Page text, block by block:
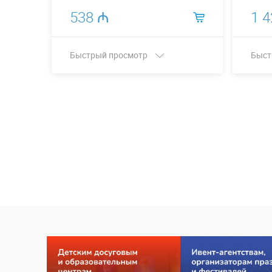
538 ₼
Быстрый просмотр
1